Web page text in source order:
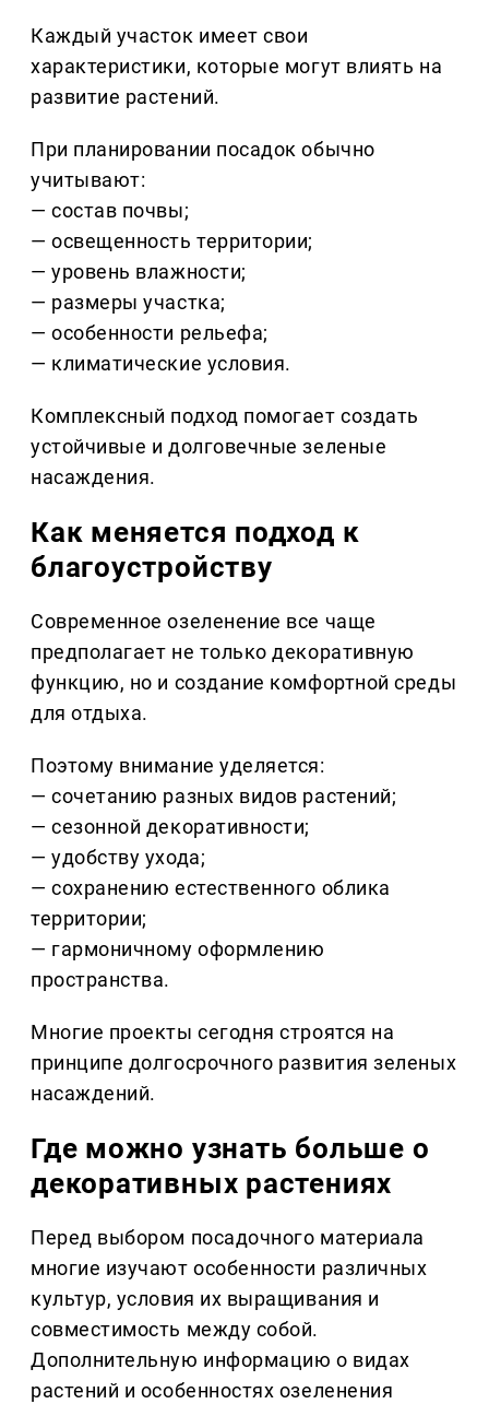
Каждый участок имеет свои
характеристики, которые могут влиять на
развитие растений.
При планировании посадок обычно
учитывают:
— состав почвы;
— освещенность территории;
— уровень влажности;
— размеры участка;
— особенности рельефа;
— климатические условия.
Комплексный подход помогает создать
устойчивые и долговечные зеленые
насаждения.
Как меняется подход к
благоустройству
Современное озеленение все чаще
предполагает не только декоративную
функцию, но и создание комфортной среды
для отдыха.
Поэтому внимание уделяется:
— сочетанию разных видов растений;
— сезонной декоративности;
— удобству ухода;
— сохранению естественного облика
территории;
— гармоничному оформлению
пространства.
Многие проекты сегодня строятся на
принципе долгосрочного развития зеленых
насаждений.
Где можно узнать больше о
декоративных растениях
Перед выбором посадочного материала
многие изучают особенности различных
культур, условия их выращивания и
совместимость между собой.
Дополнительную информацию о видах
растений и особенностях озеленения